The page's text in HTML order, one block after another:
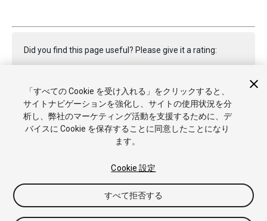
Did you find this page useful? Please give it a rating:
Report a problem on this page
Copyright © 2020 Unity Technologies. Publication 2019.4
チュートリアル
ナレッジベース
「すべての Cookie を受け入れる」をクリックすると、
サイトナビゲーションを強化し、サイトの使用状況を分
析し、弊社のマーケティング活動を支援するために、デ
バイスに Cookie を保存することに同意したことになり
ます。
Cookie 設定
すべて拒否する